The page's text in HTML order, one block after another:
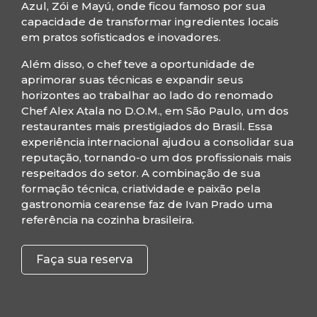
Azul, Zói e Mayú, onde ficou famoso por sua
capacidade de transformar ingredientes locais
em pratos sofisticados e inovadores.
Além disso, o chef teve a oportunidade de
aprimorar suas técnicas e expandir seus
horizontes ao trabalhar ao lado do renomado
Chef Alex Atala no D.O.M., em São Paulo, um dos
restaurantes mais prestigiados do Brasil. Essa
experiência internacional ajudou a consolidar sua
reputação, tornando-o um dos profissionais mais
respeitados do setor. A combinação de sua
formação técnica, criatividade e paixão pela
gastronomia cearense faz de Ivan Prado uma
referência na cozinha brasileira.
Faça sua reserva